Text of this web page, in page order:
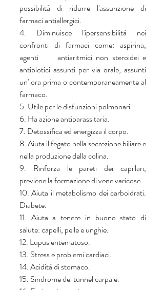
possibilità di ridurre l'assunzione di
farmaci antiallergici.
4. Diminuisce l'ipersensibilità nei
confronti di farmaci come: aspirina,
agenti     antiaritmici non steroidei e
antibiotici assunti per via orale, assunti
un' ora prima o contemporaneamente al
farmaco.
5. Utile per le disfunzioni polmonari.
6. Ha azione antiparassitaria.
7. Detossifica ed energizza il corpo.
8. Aiuta il fegato nella secrezione biliare e
nella produzione della colina.
9. Rinforza le pareti dei capillari,
previene la formazione di vene varicose.
10. Aiuta il metabolismo dei carboidrati.
Diabete.
11. Aiuta a tenere in buono stato di
salute: capelli, pelle e unghie.
12. Lupus eritematoso.
13. Stress e problemi cardiaci.
14. Acidità di stomaco.
15. Sindrome del tunnel carpale.